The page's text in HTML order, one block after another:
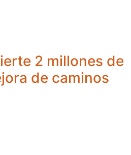
2 millones de
de caminos